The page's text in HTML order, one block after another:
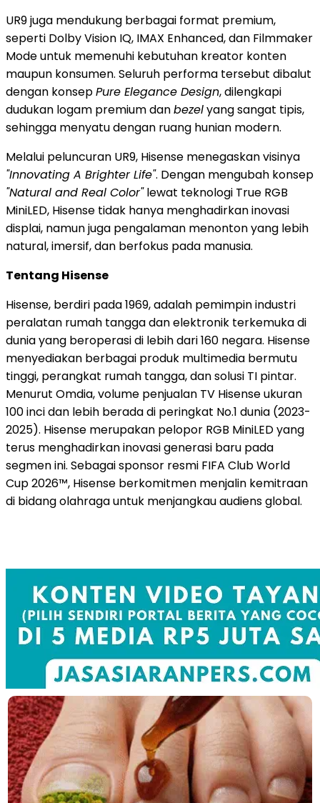
UR9 juga mendukung berbagai format premium,
seperti Dolby Vision IQ, IMAX Enhanced, dan Filmmaker
Mode untuk memenuhi kebutuhan kreator konten
maupun konsumen. Seluruh performa tersebut dibalut
dengan konsepPure Elegance Design, dilengkapi
dudukan logam premium danbezelyang sangat tipis,
sehingga menyatu dengan ruang hunian modern.
Melalui peluncuran UR9, Hisense menegaskan visinya
"Innovating A Brighter Life". Dengan mengubah konsep
"Natural and Real Color"lewat teknologi True RGB
MiniLED, Hisense tidak hanya menghadirkan inovasi
displai, namun juga pengalaman menonton yang lebih
natural, imersif, dan berfokus pada manusia.
Tentang Hisense
Hisense, berdiri pada 1969, adalah pemimpin industri
peralatan rumah tangga dan elektronik terkemuka di
dunia yang beroperasi di lebih dari 160 negara. Hisense
menyediakan berbagai produk multimedia bermutu
tinggi, perangkat rumah tangga, dan solusi TI pintar.
Menurut Omdia, volume penjualan TV Hisense ukuran
100 inci dan lebih berada di peringkat No.1 dunia (2023-
2025). Hisense merupakan pelopor RGB MiniLED yang
terus menghadirkan inovasi generasi baru pada
segmen ini. Sebagai sponsor resmi FIFA Club World
Cup 2026™, Hisense berkomitmen menjalin kemitraan
di bidang olahraga untuk menjangkau audiens global.